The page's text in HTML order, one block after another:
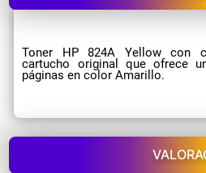
Toner HP 824A Yellow con
cartucho original que ofrece
páginas en color Amarillo.